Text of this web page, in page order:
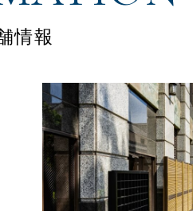
情報